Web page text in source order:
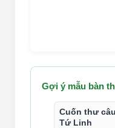
Gợi ý mẫu bàn
Cuốn thư
Tứ Linh